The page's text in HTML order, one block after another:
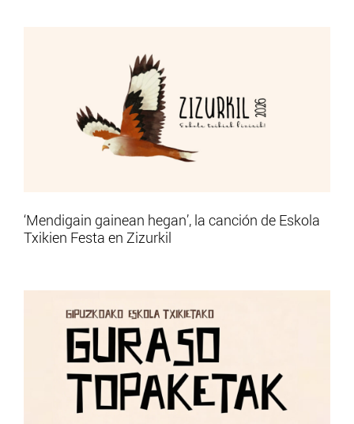
‘Mendigain gainean hegan’, la canción de Eskola
Txikien Festa en Zizurkil